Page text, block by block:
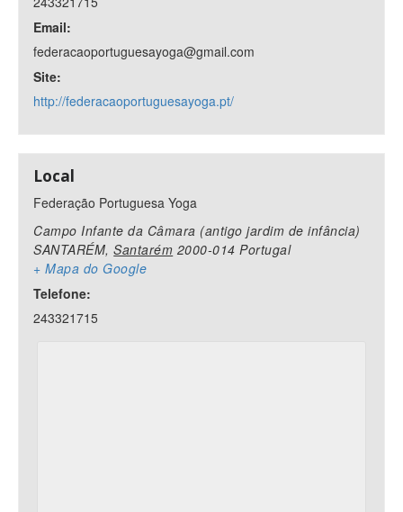
Email:
federacaoportuguesayoga@gmail.com
Site:
http://federacaoportuguesayoga.pt/
Local
Federação Portuguesa Yoga
Campo Infante da Câmara (antigo jardim de infância)
SANTARÉM, Santarém 2000-014 Portugal
+ Mapa do Google
Telefone:
243321715